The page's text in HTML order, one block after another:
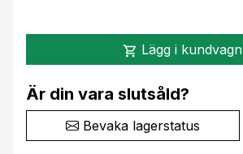
shopping_cart Lägg i kundvagn
Är din vara slutsåld?
Bevaka lagerstatus